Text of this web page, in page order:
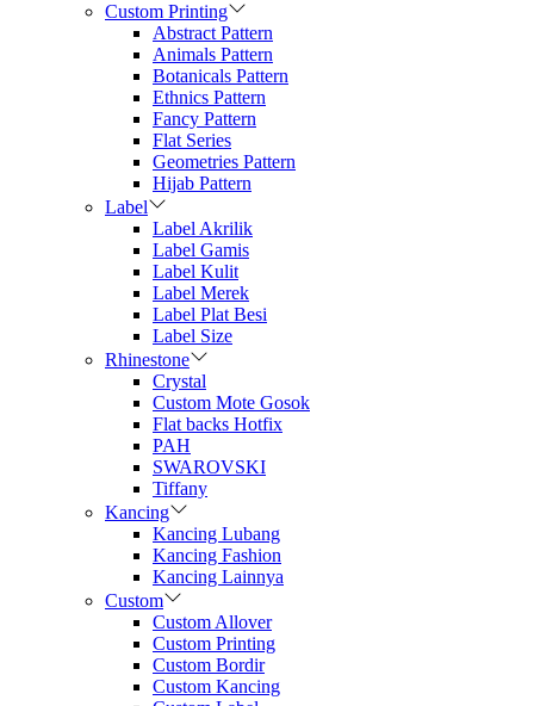
Custom Printing
Abstract Pattern
Animals Pattern
Botanicals Pattern
Ethnics Pattern
Fancy Pattern
Flat Series
Geometries Pattern
Hijab Pattern
Label
Label Akrilik
Label Gamis
Label Kulit
Label Merek
Label Plat Besi
Label Size
Rhinestone
Crystal
Custom Mote Gosok
Flat backs Hotfix
PAH
SWAROVSKI
Tiffany
Kancing
Kancing Lubang
Kancing Fashion
Kancing Lainnya
Custom
Custom Allover
Custom Printing
Custom Bordir
Custom Kancing